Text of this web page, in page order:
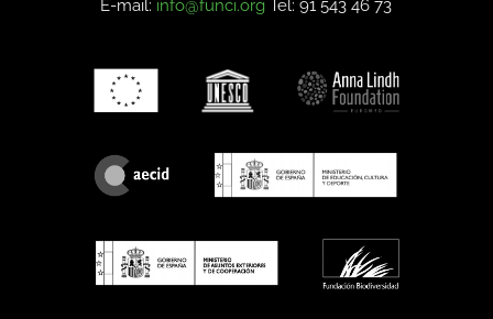
E-mail: info@funci.org Tel: 91 543 46 73